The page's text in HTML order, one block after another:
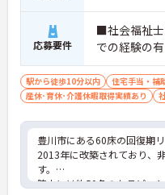
応募要件
■社会福祉
での経験の
駅から徒歩10分以内 住宅手当・補
産休･育休･介護休暇取得実績あり
豊川市にある60床の回復期リ
2013年に改築されており、
す。
院内には約50名のセラピス